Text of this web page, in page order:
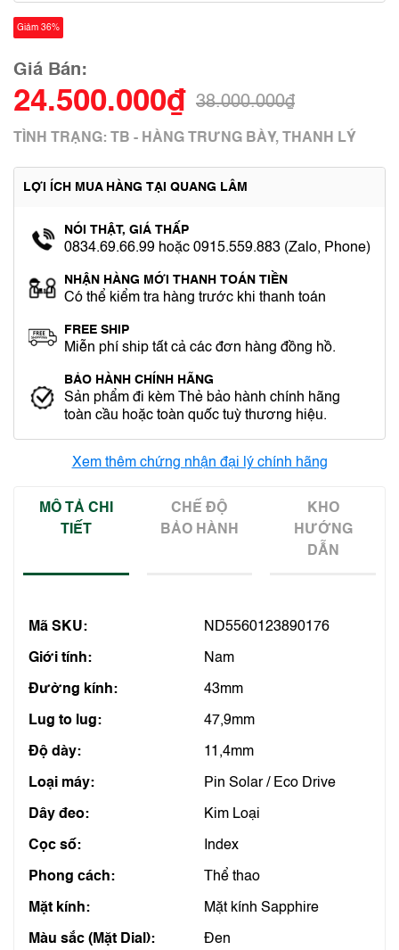
Giảm 36%
Giá Bán:
24.500.000₫ 38.000.000₫
TÌNH TRẠNG: TB - HÀNG TRƯNG BÀY, THANH LÝ
LỢI ÍCH MUA HÀNG TẠI QUANG LÂM
NÓI THẬT, GIÁ THẤP
0834.69.66.99 hoặc 0915.559.883 (Zalo, Phone)
NHẬN HÀNG MỚI THANH TOÁN TIỀN
Có thể kiểm tra hàng trước khi thanh toán
FREE SHIP
Miễn phí ship tất cả các đơn hàng đồng hồ.
BẢO HÀNH CHÍNH HÃNG
Sản phẩm đi kèm Thẻ bảo hành chính hãng
toàn cầu hoặc toàn quốc tuỳ thương hiệu.
Xem thêm chứng nhận đại lý chính hãng
MÔ TẢ CHI
TIẾT
CHẾ ĐỘ
BẢO HÀNH
KHO
HƯỚNG
DẪN
Mã SKU: ND5560123890176
Giới tính: Nam
Đường kính: 43mm
Lug to lug: 47,9mm
Độ dày: 11,4mm
Loại máy: Pin Solar / Eco Drive
Dây đeo: Kim Loại
Cọc số: Index
Phong cách: Thể thao
Mặt kính: Mặt kính Sapphire
Màu sắc (Mặt Dial): Đen